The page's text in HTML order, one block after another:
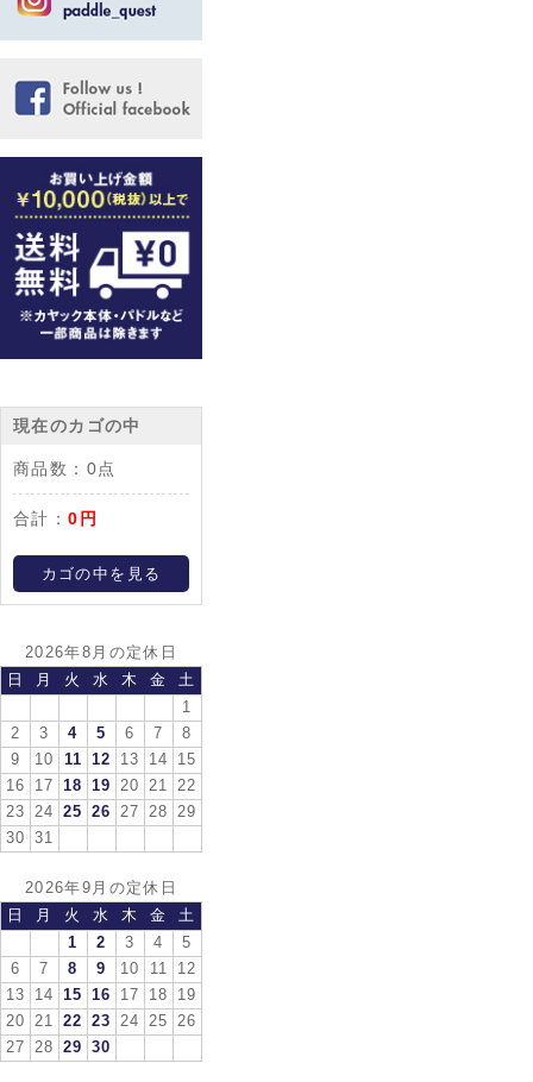
現在のカゴの中
商品数： 0点
合計：0円
カゴの中を見る
2026年8月の定休日
日
月 火 水 木 金
土
1
2
3 4 5 6 7
8
9
10 11 12 13 14
15
16
17 18 19 20 21
22
23
24 25 26 27 28
29
30
31
2026年9月の定休日
日
月 火 水 木 金
土
1
2 3 4
5
6
7 8 9 10 11
12
13
14 15 16 17 18
19
20
21 22 23 24 25
26
27
28 29 30